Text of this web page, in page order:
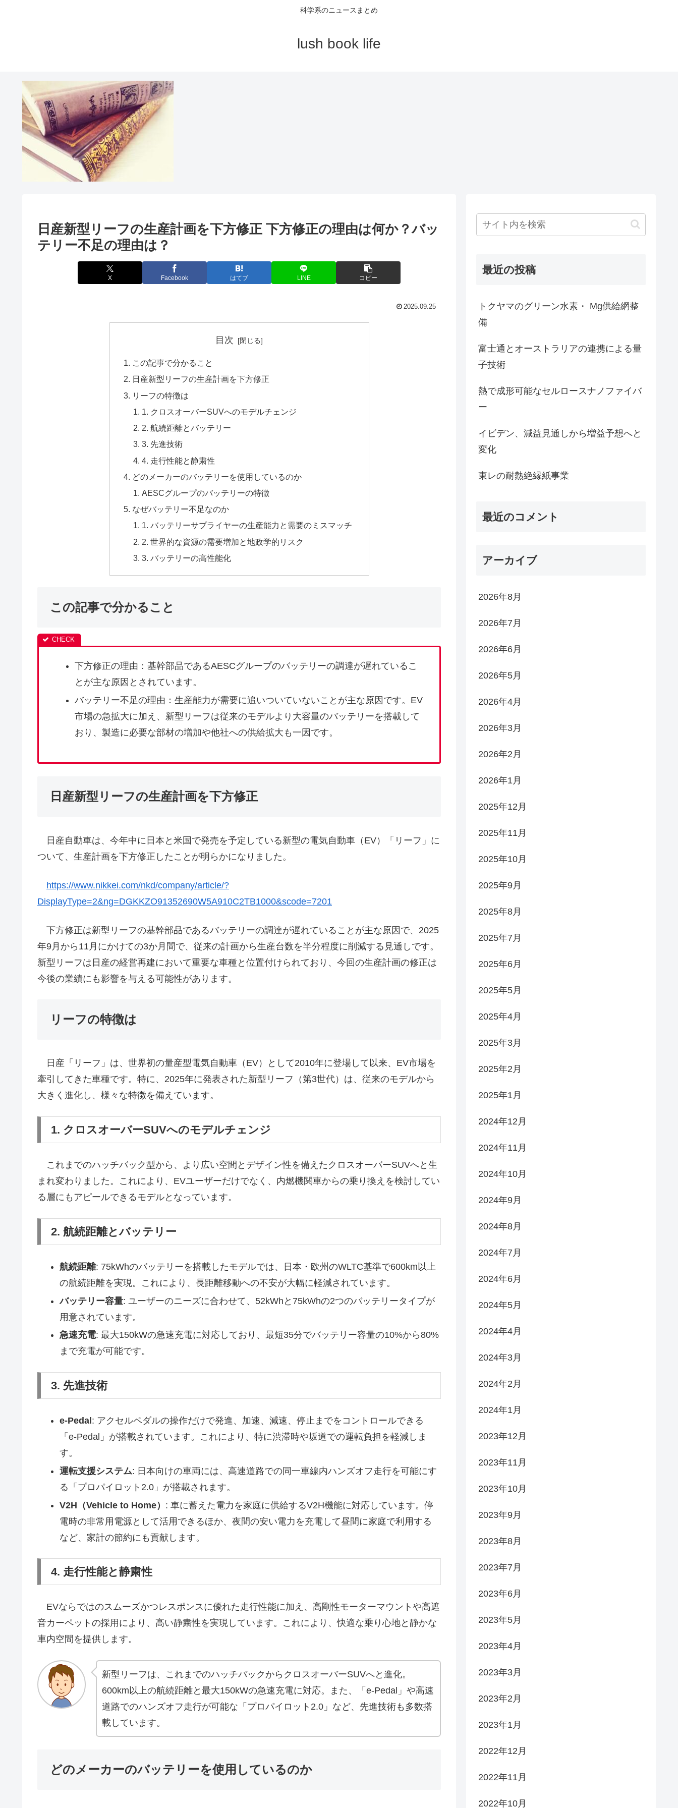
科学系のニュースまとめ
lush book life
日産新型リーフの生産計画を下方修正 下方修正の理由は何か？バッ
テリー不足の理由は？
X Facebook はてブ LINE コピー
2025.09.25
目次
この記事で分かること
日産新型リーフの生産計画を下方修正
リーフの特徴は
1. クロスオーバーSUVへのモデルチェンジ
2. 航続距離とバッテリー
3. 先進技術
4. 走行性能と静粛性
どのメーカーのバッテリーを使用しているのか
AESCグループのバッテリーの特徴
なぜバッテリー不足なのか
1. バッテリーサプライヤーの生産能力と需要のミスマッチ
2. 世界的な資源の需要増加と地政学的リスク
3. バッテリーの高性能化
この記事で分かること
下方修正の理由：基幹部品であるAESCグループのバッテリーの調達が遅れているこ
とが主な原因とされています。
バッテリー不足の理由：生産能力が需要に追いついていないことが主な原因です。EV
市場の急拡大に加え、新型リーフは従来のモデルより大容量のバッテリーを搭載して
おり、製造に必要な部材の増加や他社への供給拡大も一因です。
日産新型リーフの生産計画を下方修正
日産自動車は、今年中に日本と米国で発売を予定している新型の電気自動車（EV）「リーフ」に
ついて、生産計画を下方修正したことが明らかになりました。
https://www.nikkei.com/nkd/company/article/?
DisplayType=2&ng=DGKKZO91352690W5A910C2TB1000&scode=7201
下方修正は新型リーフの基幹部品であるバッテリーの調達が遅れていることが主な原因で、2025
年9月から11月にかけての3か月間で、従来の計画から生産台数を半分程度に削減する見通しです。
新型リーフは日産の経営再建において重要な車種と位置付けられており、今回の生産計画の修正は
今後の業績にも影響を与える可能性があります。
リーフの特徴は
日産「リーフ」は、世界初の量産型電気自動車（EV）として2010年に登場して以来、EV市場を
牽引してきた車種です。特に、2025年に発表された新型リーフ（第3世代）は、従来のモデルから
大きく進化し、様々な特徴を備えています。
1. クロスオーバーSUVへのモデルチェンジ
これまでのハッチバック型から、より広い空間とデザイン性を備えたクロスオーバーSUVへと生
まれ変わりました。これにより、EVユーザーだけでなく、内燃機関車からの乗り換えを検討してい
る層にもアピールできるモデルとなっています。
2. 航続距離とバッテリー
航続距離: 75kWhのバッテリーを搭載したモデルでは、日本・欧州のWLTC基準で600km以上
の航続距離を実現。これにより、長距離移動への不安が大幅に軽減されています。
バッテリー容量: ユーザーのニーズに合わせて、52kWhと75kWhの2つのバッテリータイプが
用意されています。
急速充電: 最大150kWの急速充電に対応しており、最短35分でバッテリー容量の10%から80%
まで充電が可能です。
3. 先進技術
e-Pedal : アクセルペダルの操作だけで発進、加速、減速、停止までをコントロールできる
「e-Pedal」が搭載されています。これにより、特に渋滞時や坂道での運転負担を軽減しま
す。
運転支援システム: 日本向けの車両には、高速道路での同一車線内ハンズオフ走行を可能にす
る「プロパイロット2.0」が搭載されます。
V2H（Vehicle to Home） : 車に蓄えた電力を家庭に供給するV2H機能に対応しています。停
電時の非常用電源として活用できるほか、夜間の安い電力を充電して昼間に家庭で利用する
など、家計の節約にも貢献します。
4. 走行性能と静粛性
EVならではのスムーズかつレスポンスに優れた走行性能に加え、高剛性モーターマウントや高遮
音カーペットの採用により、高い静粛性を実現しています。これにより、快適な乗り心地と静かな
車内空間を提供します。
新型リーフは、これまでのハッチバックからクロスオーバーSUVへと進化。
600km以上の航続距離と最大150kWの急速充電に対応。また、「e-Pedal」や高速
道路でのハンズオフ走行が可能な「プロパイロット2.0」など、先進技術も多数搭
載しています。
どのメーカーのバッテリーを使用しているのか
最近の投稿
トクヤマのグリーン水素・ Mg供給網整
備
富士通とオーストラリアの連携による量
子技術
熱で成形可能なセルロースナノファイバ
ー
イビデン、減益見通しから増益予想へと
変化
東レの耐熱絶縁紙事業
最近のコメント
アーカイブ
2026年8月
2026年7月
2026年6月
2026年5月
2026年4月
2026年3月
2026年2月
2026年1月
2025年12月
2025年11月
2025年10月
2025年9月
2025年8月
2025年7月
2025年6月
2025年5月
2025年4月
2025年3月
2025年2月
2025年1月
2024年12月
2024年11月
2024年10月
2024年9月
2024年8月
2024年7月
2024年6月
2024年5月
2024年4月
2024年3月
2024年2月
2024年1月
2023年12月
2023年11月
2023年10月
2023年9月
2023年8月
2023年7月
2023年6月
2023年5月
2023年4月
2023年3月
2023年2月
2023年1月
2022年12月
2022年11月
2022年10月